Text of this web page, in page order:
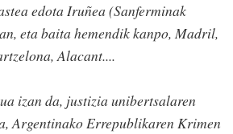
edota Iruñea (Sanferminak
eta baita hemendik kanpo, Madril,
Alacant....
izan da, justizia unibertsalaren
Argentinako Errepublikaren Krimen